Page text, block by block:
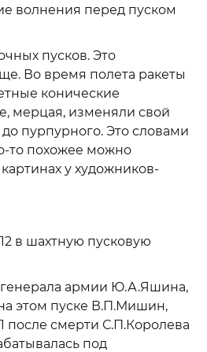
волнения перед пуском
пусков. Это
Во время полета ракеты
конические
мерцая, изменяли свой
пурпурного. Это словами
то похожее можно
у художников-
в шахтную пусковую
армии Ю.А.Яшина,
этом пуске В.П.Мишин,
после смерти С.П.Королева
под